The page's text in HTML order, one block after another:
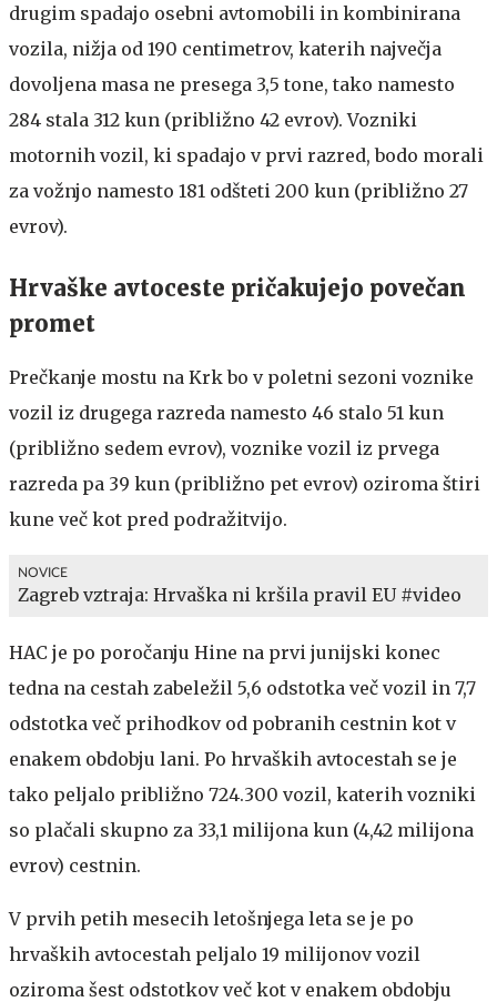
drugim spadajo osebni avtomobili in kombinirana
vozila, nižja od 190 centimetrov, katerih največja
dovoljena masa ne presega 3,5 tone, tako namesto
284 stala 312 kun (približno 42 evrov). Vozniki
motornih vozil, ki spadajo v prvi razred, bodo morali
za vožnjo namesto 181 odšteti 200 kun (približno 27
evrov).
Hrvaške avtoceste pričakujejo povečan
promet
Prečkanje mostu na Krk bo v poletni sezoni voznike
vozil iz drugega razreda namesto 46 stalo 51 kun
(približno sedem evrov), voznike vozil iz prvega
razreda pa 39 kun (približno pet evrov) oziroma štiri
kune več kot pred podražitvijo.
NOVICE
Zagreb vztraja: Hrvaška ni kršila pravil EU #video
HAC je po poročanju Hine na prvi junijski konec
tedna na cestah zabeležil 5,6 odstotka več vozil in 7,7
odstotka več prihodkov od pobranih cestnin kot v
enakem obdobju lani. Po hrvaških avtocestah se je
tako peljalo približno 724.300 vozil, katerih vozniki
so plačali skupno za 33,1 milijona kun (4,42 milijona
evrov) cestnin.
V prvih petih mesecih letošnjega leta se je po
hrvaških avtocestah peljalo 19 milijonov vozil
oziroma šest odstotkov več kot v enakem obdobju